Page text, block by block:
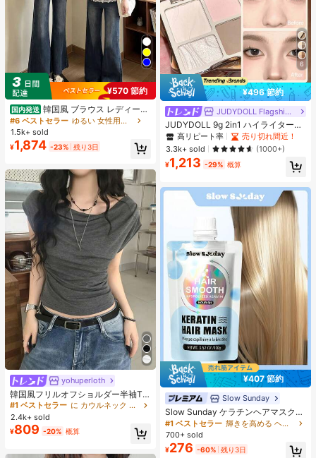
¥570 節約
国内発送 韓国風 ブラウス レディース
夏 ドット柄 フェイクレイヤード 半
袖 パフスリーブ レース切替 リボン
デザイン 細見え フェミニン デート
お出かけ
#6 ベストセラー
ゆるい 女性用ブラウス
1.5k+ sold
¥1,874 -23% 残り3日
yohuperloth
韓国風フリルオフショルダー半袖T
シャツ、フィットウエストスリミン
グ多用途トップ カジュアルサマー
#1 ベストセラー
売り切れ間近！
#1 ベストセラー
に カウルネック 女性用トップス、ブラウス、Tシャツ
売り切れ間近！
#1 ベストセラー
に カウルネック 女性用トップス、ブラウス、Tシャツ
売り切れ間近！
#1 ベストセラー
に カウルネック 女性用トップス、ブラウス、Tシャツ
2.4k+ sold
¥809 -20% 概算
6
¥496 節約
JUDYDOLL Flagship Store
JUDYDOLL 9g 2in1 ハイライター&
コントアーパレット、マット&シマ
ーブラッシュパレット、初心者、自
分用、ギフトにも最適、パーティ
ー、デート、結婚式などのあらゆる
高リピート率
売り切れ間近！
3.3k+ sold
(1000+)
¥1,213 -29% 概算
¥407 節約
Slow Sunday
Slow Sunday ケラチンヘアマスク、
ケラチン、タンパク質豊富な成分、
強力な保湿、髪の補修と強化、すべ
ての髪質に対応、バケーション、ビ
ーチ、旅行の必需品、夏のヘアケア
#1 ベストセラー
輝きを高める ヘアトリートメント
700+ sold
¥276 -60% 残り3日